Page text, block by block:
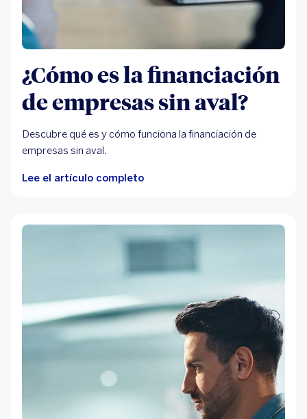
¿Cómo es la financiación
de empresas sin aval?
Descubre qué es y cómo funciona la financiación de
empresas sin aval.
Lee el artículo completo